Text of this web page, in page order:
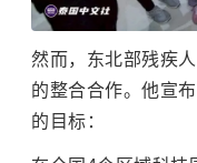
然而，东北部残疾
的整合合作。 他宣
的目标：